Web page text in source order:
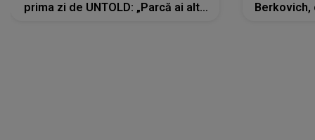
prima zi de UNTOLD: „Parcă ai altă
Berkovich,